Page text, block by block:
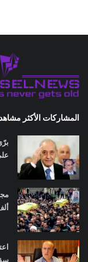
المشاركات الأكثر